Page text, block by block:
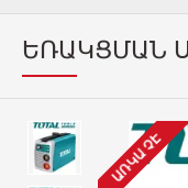
ԵՌԱԿՑՄԱՆ
ԱՌԿԱ ՉԷ